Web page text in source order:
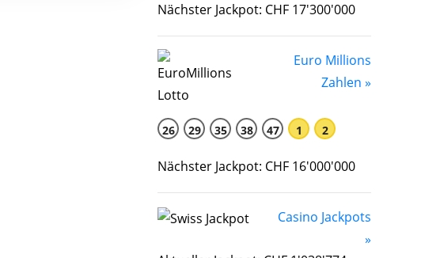
Nächster Jackpot: CHF 17'300'000
Euro Millions
Zahlen »
26 29 35 38 47 1 2
Nächster Jackpot: CHF 16'000'000
Casino Jackpots
»